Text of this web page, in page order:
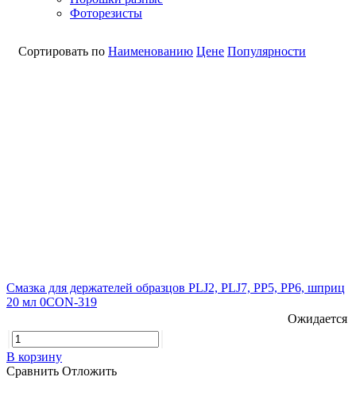
Фоторезисты
Сортировать по Наименованию Цене Популярности
Смазка для держателей образцов PLJ2, PLJ7, PP5, PP6, шприц
20 мл 0CON-319
Ожидается
В корзину
Сравнить Отложить